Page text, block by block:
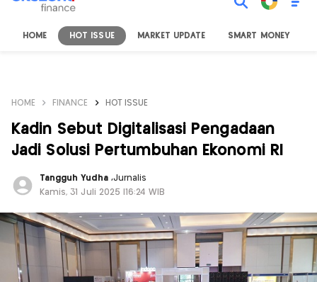
HOME HOT ISSUE MARKET UPDATE SMART MONEY
HOME FINANCE HOT ISSUE
Kadin Sebut Digitalisasi Pengadaan
Jadi Solusi Pertumbuhan Ekonomi RI
Tangguh Yudha ,Jurnalis
Kamis, 31 Juli 2025 |16:24 WIB